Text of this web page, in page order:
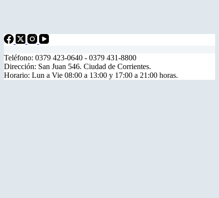
Teléfono: 0379 423-0640 - 0379 431-8800
Dirección: San Juan 546. Ciudad de Corrientes.
Horario: Lun a Vie 08:00 a 13:00 y 17:00 a 21:00 horas.